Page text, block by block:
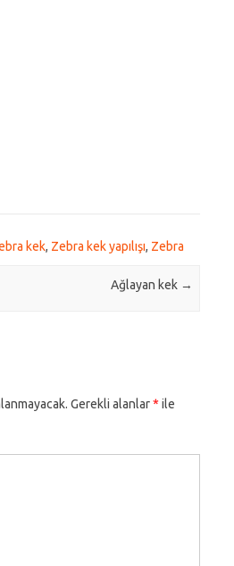
kek, Zebra kek yapılışı, Zebra
Ağlayan kek →
Gerekli alanlar* ile